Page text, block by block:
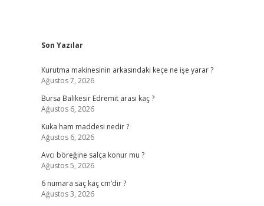
Sidebar
Son Yazılar
Kurutma makinesinin arkasındaki keçe ne işe yarar ?
Ağustos 7, 2026
Bursa Balıkesir Edremit arası kaç ?
Ağustos 6, 2026
Kuka ham maddesi nedir ?
Ağustos 6, 2026
Avcı böreğine salça konur mu ?
Ağustos 5, 2026
6 numara saç kaç cm’dir ?
Ağustos 3, 2026